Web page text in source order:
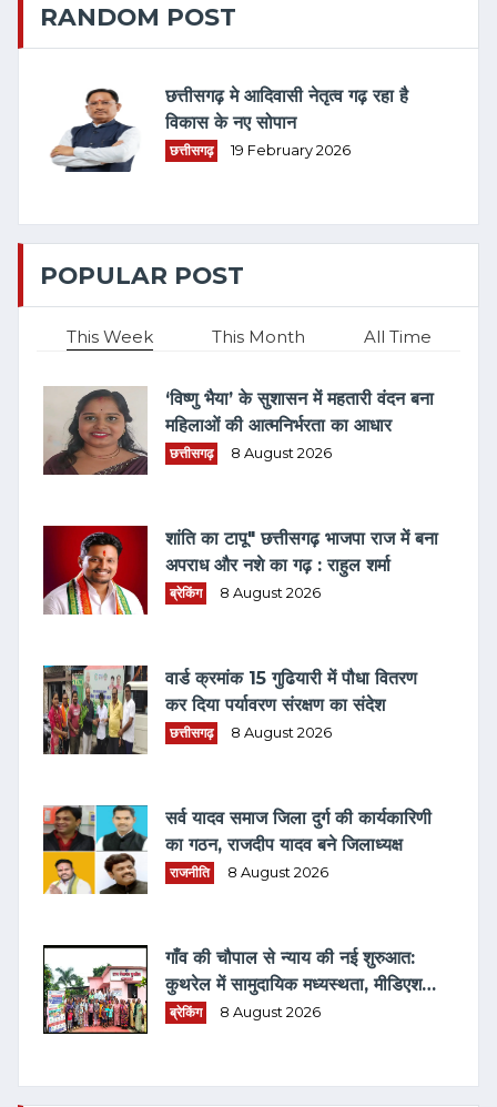
RANDOM POST
छत्तीसगढ़ मे आदिवासी नेतृत्व गढ़ रहा है
विकास के नए सोपान
छत्तीसगढ़ 19 February 2026
POPULAR POST
This Week This Month All Time
‘विष्णु भैया’ के सुशासन में महतारी वंदन बना
महिलाओं की आत्मनिर्भरता का आधार
छत्तीसगढ़ 8 August 2026
शांति का टापू" छत्तीसगढ़ भाजपा राज में बना
अपराध और नशे का गढ़ : राहुल शर्मा
ब्रेकिंग 8 August 2026
वार्ड क्रमांक 15 गुढियारी में पौधा वितरण
कर दिया पर्यावरण संरक्षण का संदेश
छत्तीसगढ़ 8 August 2026
सर्व यादव समाज जिला दुर्ग की कार्यकारिणी
का गठन, राजदीप यादव बने जिलाध्यक्ष
राजनीति 8 August 2026
गाँव की चौपाल से न्याय की नई शुरुआत:
कुथरेल में सामुदायिक मध्यस्थता, मीडिएशन
3.0 एवं विधिक जागरूकता का संगम
ब्रेकिंग 8 August 2026